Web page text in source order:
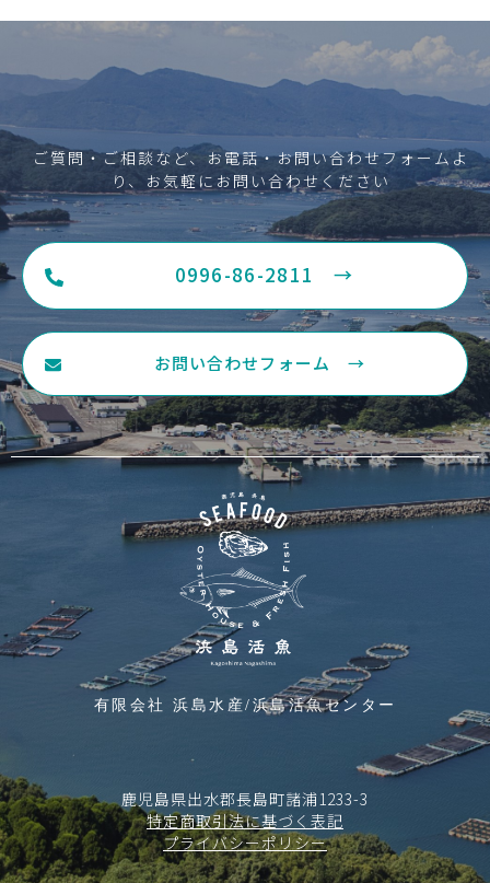
ご質問・ご相談など、お電話・お問い合わせフォームよ
り、お気軽にお問い合わせください
0996-86-2811 →
お問い合わせフォーム →
有限会社 浜島水産/浜島活魚センター
鹿児島県出水郡長島町諸浦1233-3
特定商取引法に基づく表記
プライバシーポリシー